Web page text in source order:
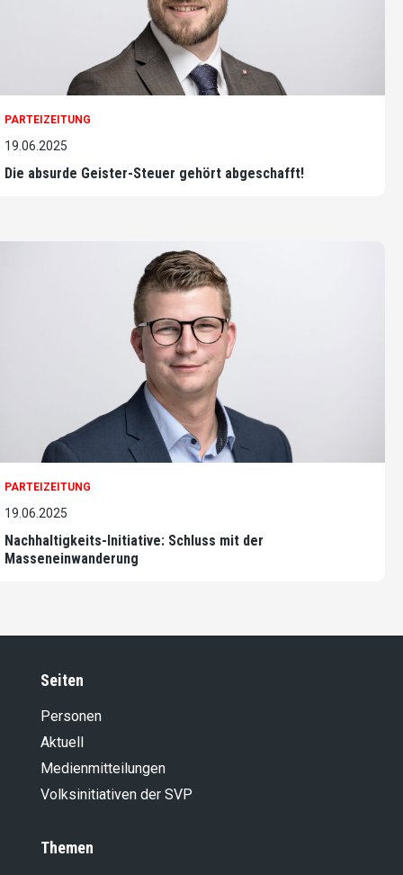
PARTEIZEITUNG
19.06.2025
Die absurde Geister-Steuer gehört abgeschafft!
PARTEIZEITUNG
19.06.2025
Nachhaltigkeits-Initiative: Schluss mit der
Masseneinwanderung
Seiten
Personen
Aktuell
Medienmitteilungen
Volksinitiativen der SVP
Themen